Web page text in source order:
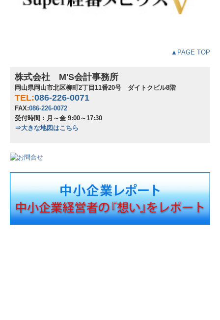
株式会社 M'S会計事務所
岡山県岡山市北区柳町2丁目11番20号 ダイトクビル8階
TEL:086-226-0071
FAX:086-226-0072
受付時間：月～金 9:00～17:30
⇒大きな地図はこちら
▲PAGE TOP